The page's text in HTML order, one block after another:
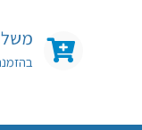
בהזמנה